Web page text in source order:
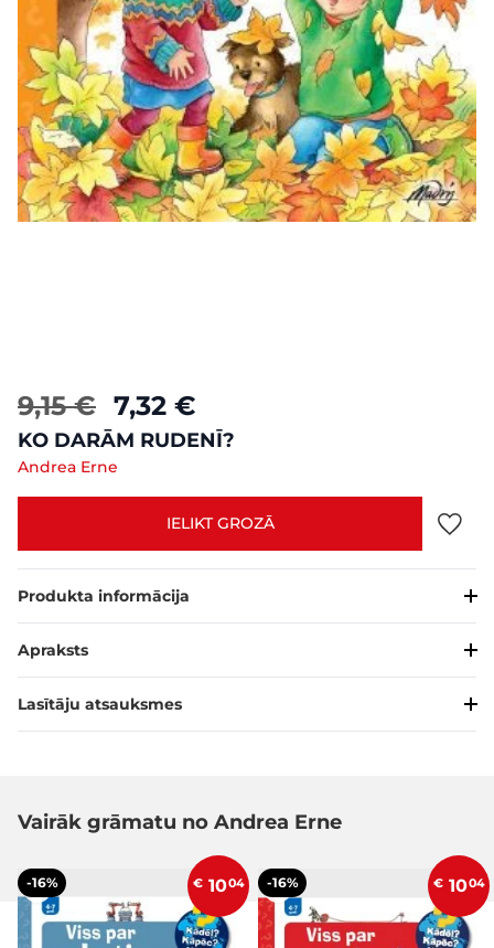
9,15 € 7,32 €
KO DARĀM RUDENĪ?
Andrea Erne
IELIKT GROZĀ
Produkta informācija
Apraksts
Lasītāju atsauksmes
Vairāk grāmatu no Andrea Erne
-16% € 1004 -16% € 1004